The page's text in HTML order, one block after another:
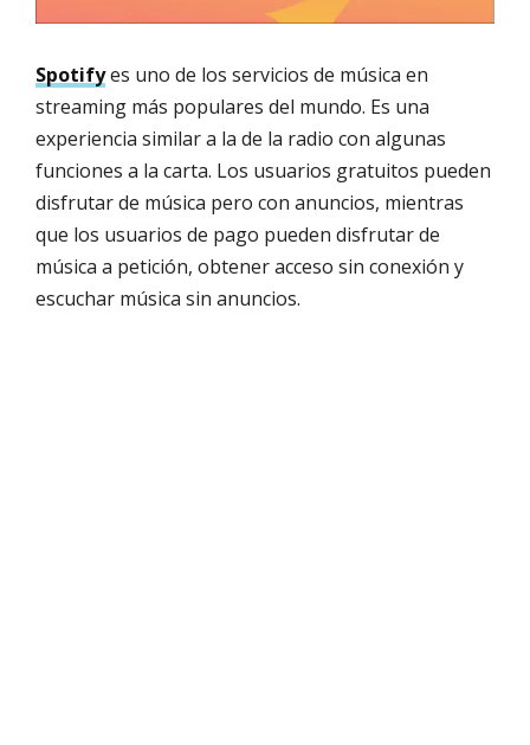
Spotifyes uno de los servicios de música en
streaming más populares del mundo. Es una
experiencia similar a la de la radio con algunas
funciones a la carta. Los usuarios gratuitos pueden
disfrutar de música pero con anuncios, mientras
que los usuarios de pago pueden disfrutar de
música a petición, obtener acceso sin conexión y
escuchar música sin anuncios.